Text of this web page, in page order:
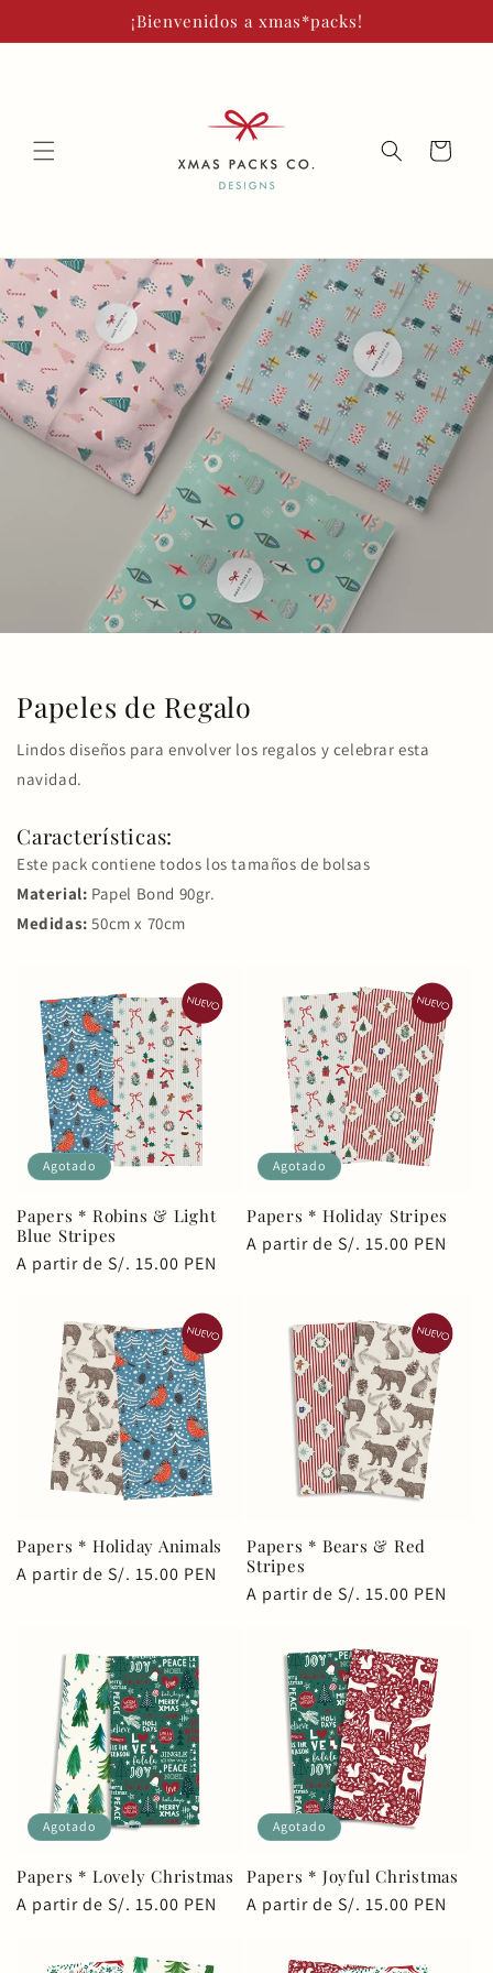
al contenido
¡Bienvenidos a xmas*packs!
Carrito
Papeles de Regalo
Lindos diseños para envolver los regalos y celebrar esta
navidad.
Características:
Este pack contiene todos los tamaños de bolsas
Material: Papel Bond 90gr.
Medidas:50cm x 70cm
Agotado
Papers * Robins & Light
Blue Stripes
Precio
A partir de S/. 15.00 PEN
Agotado
Papers * Holiday Stripes
Precio
A partir de S/. 15.00 PEN
Papers * Holiday Animals
Precio
A partir de S/. 15.00 PEN
Papers * Bears & Red
Stripes
Precio
A partir de S/. 15.00 PEN
Agotado
Papers * Lovely Christmas
Precio
A partir de S/. 15.00 PEN
Agotado
Papers * Joyful Christmas
Precio
A partir de S/. 15.00 PEN